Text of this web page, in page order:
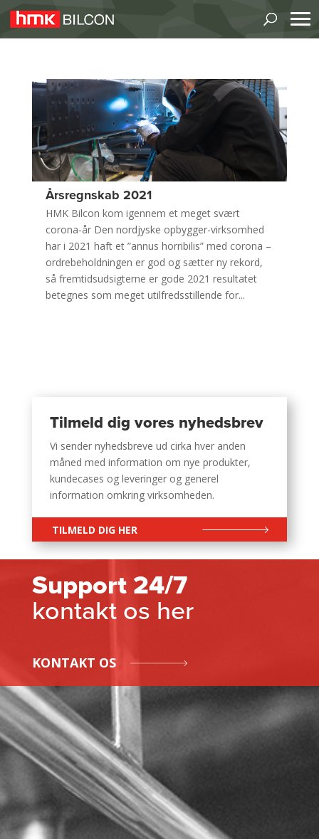
Årsregnskab 2021
HMK Bilcon kom igennem et meget svært
corona-år Den nordjyske opbygger-virksomhed
har i 2021 haft et ”annus horribilis” med corona –
ordrebeholdningen er god og sætter ny rekord,
så fremtidsudsigterne er gode 2021 resultatet
betegnes som meget utilfredsstillende for...
Tilmeld dig vores nyhedsbrev
Vi sender nyhedsbreve ud cirka hver anden
måned med information om nye produkter,
kundecases og leveringer og generel
information omkring virksomheden.
TILMELD DIG HER
Support 24/7
kontakt os her
KONTAKT OS